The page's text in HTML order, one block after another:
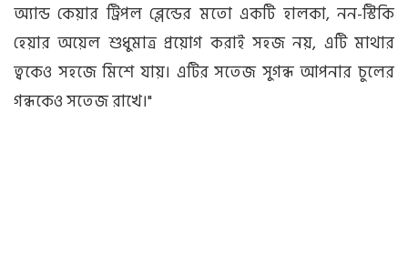
অ্যান্ড কেয়ার ট্রিপল ব্লেন্ডের মতো একটি হালকা, নন-স্টিকি
হেয়ার অয়েল শুধুমাত্র প্রয়োগ করাই সহজ নয়, এটি মাথার
ত্বকেও সহজে মিশে যায়। এটির সতেজ সুগন্ধ আপনার চুলের
গন্ধকেও সতেজ রাখে।"